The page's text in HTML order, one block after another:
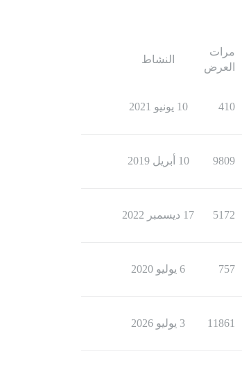
مرات
العرض
النشاط
410 10 يونيو 2021
9809 10 أبريل 2019
5172 17 ديسمبر 2022
757 6 يوليو 2020
11861 3 يوليو 2026